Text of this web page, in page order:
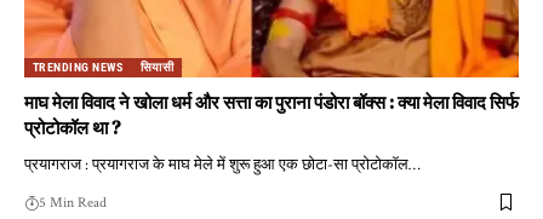
TRENDING NEWS सियासी
माघ मेला विवाद ने खोला धर्म और सत्ता का पुराना पंडोरा बॉक्स : क्या मेला विवाद सिर्फ
प्रोटोकॉल था ?
प्रयागराज : प्रयागराज के माघ मेले में शुरू हुआ एक छोटा-सा प्रोटोकॉल…
5 Min Read